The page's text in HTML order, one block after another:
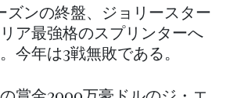
ズンの終盤、ジョリースター
ア最強格のスプリンターへ
今年は3戦無敗である。